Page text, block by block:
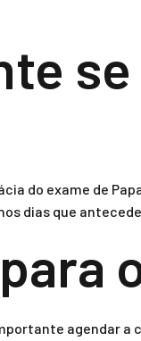
do exame de
dias que
agendar a